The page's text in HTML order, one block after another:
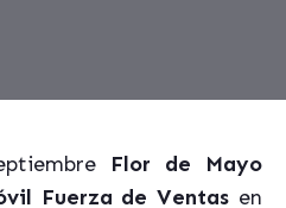
Flor de Mayo
Fuerza de Ventas en